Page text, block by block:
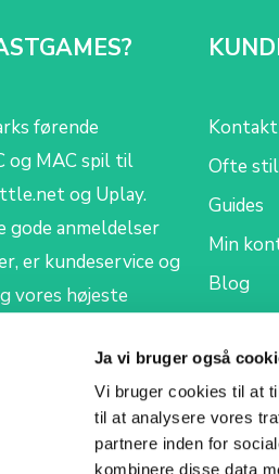
Ja vi bruger også
Vi bruger cookies til at
til at analysere vores
partnere inden for
kombinere disse data
førende
og MAC spil til
og Uplay.
gode anmeldelser
er kundeservice og
vores højeste
nye Steam-, Origin-,
CD key på mail.
Kontakt
Ofte
Guides
Min
Blog